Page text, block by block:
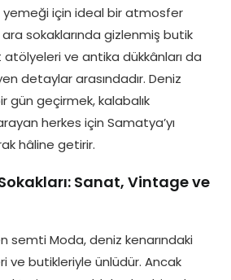
için ideal bir atmosfer
ara sokaklarında gizlenmiş butik
ve antika dükkânları da
detaylar arasındadır. Deniz
gün geçirmek, kalabalık
herkes için Samatya’yı
hâline getirir.
Sanat, Vintage ve
semti Moda, deniz kenarındaki
ve butikleriyle ünlüdür. Ancak